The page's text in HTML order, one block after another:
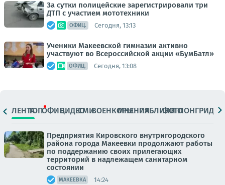
За сутки полицейские зарегистрировали три
ДТП с участием мототехники
ОФИЦ. Сегодня, 13:13
Ученики Макеевской гимназии активно
участвуют во Всероссийской акции «БумБатл»
ОФИЦ. Сегодня, 13:08
ЛЕНТАТОПОФИЦ.ВИДЕОСМИВОЕНКОРЫМНЕНИЯПАБЛИКИ
ФОТОЛОНГРИДЫ
Предприятия Кировского внутригородского
района города Макеевки продолжают работы
по поддержанию своих прилегающих
территорий в надлежащем санитарном
состоянии
МАКЕЕВКА 14:24